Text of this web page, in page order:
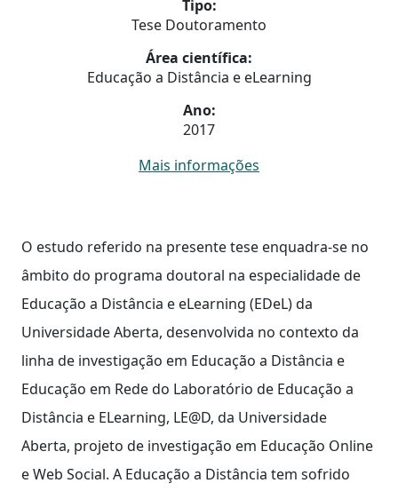
Tipo:
Tese Doutoramento
Área científica:
Educação a Distância e eLearning
Ano:
2017
Mais informações
O estudo referido na presente tese enquadra-se no
âmbito do programa doutoral na especialidade de
Educação a Distância e eLearning (EDeL) da
Universidade Aberta, desenvolvida no contexto da
linha de investigação em Educação a Distância e
Educação em Rede do Laboratório de Educação a
Distância e ELearning, LE@D, da Universidade
Aberta, projeto de investigação em Educação Online
e Web Social. A Educação a Distância tem sofrido